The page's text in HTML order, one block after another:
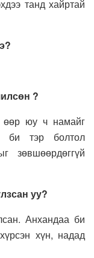
танд хайртай
?
өөр юу ч намайг
би тэр болтол
зөвшөөрдөггүй
уу?
Анхандаа би
хүн, надад